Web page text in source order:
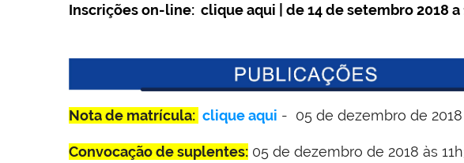
Inscrições on-line: clique aqui | de 14de setembro2018
Nota de matrícula: clique aqui - 05 de dezembro de 2018
Convocação de suplentes: 05 de dezembro de 2018 às